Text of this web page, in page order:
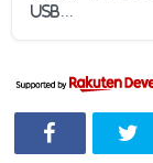
USB...